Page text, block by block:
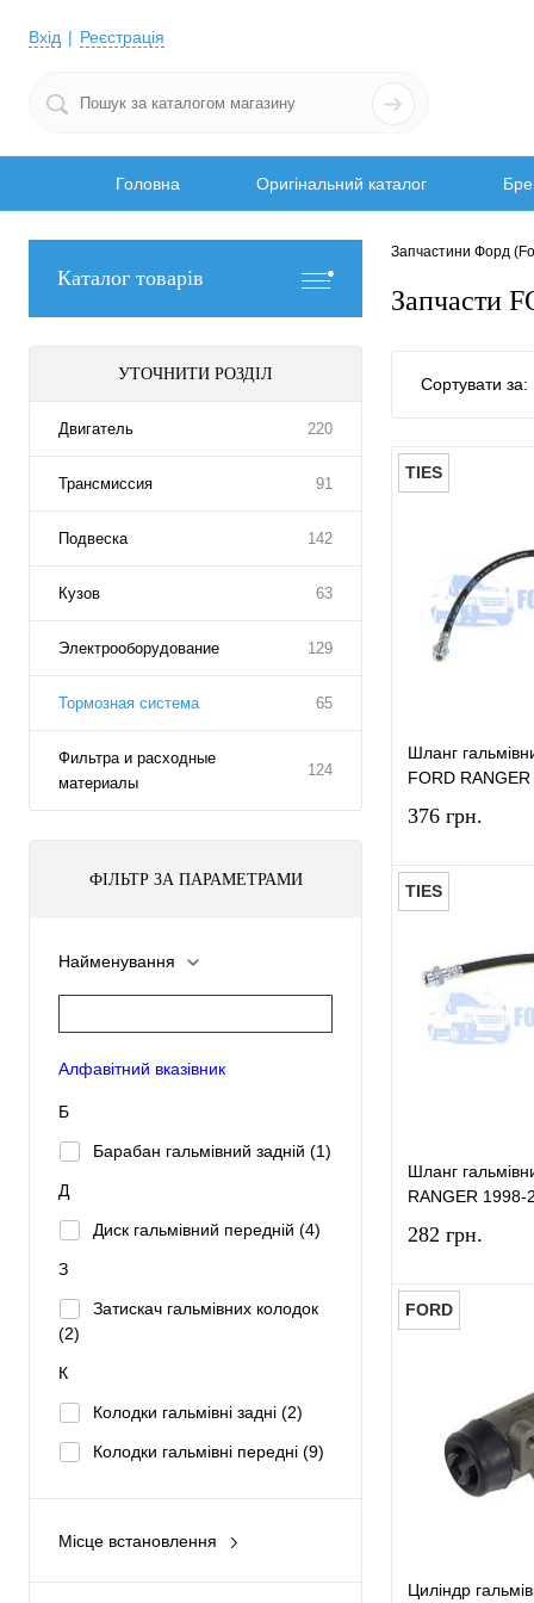
Вхід Реєстрація
Головна Оригінальний каталог
Каталог товарів
УТОЧНИТИ РОЗДІЛ
Двигатель 220
Трансмиссия 91
Подвеска 142
Кузов 63
Электрооборудование 129
Тормозная система 65
Фильтра и расходные
материалы
124
ФІЛЬТР ЗА ПАРАМЕТРАМИ
Найменування
Алфавітний вказівник
Б
Барабан гальмівний задній (1)
Д
Диск гальмівний передній (4)
З
Затискач гальмівних колодок
(2)
К
Колодки гальмівні задні (2)
Колодки гальмівні передні (9)
задніх
Місце встановлення
Запчастини Форд
Запчасти
Сортувати за:
TIES
Шланг
FORD
376 грн.
Купити в 1
У вибране
TIES
Шланг
RANGER 1998-
282 грн.
Купити в 1
У вибране
FORD
Циліндр